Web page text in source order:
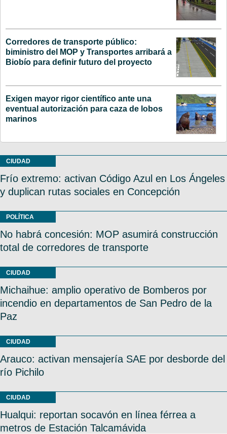
Corredores de transporte público:
biministro del MOP y Transportes arribará a
Biobío para definir futuro del proyecto
Exigen mayor rigor científico ante una
eventual autorización para caza de lobos
marinos
CIUDAD
Frío extremo: activan Código Azul en Los Ángeles
y duplican rutas sociales en Concepción
POLÍTICA
No habrá concesión: MOP asumirá construcción
total de corredores de transporte
CIUDAD
Michaihue: amplio operativo de Bomberos por
incendio en departamentos de San Pedro de la
Paz
CIUDAD
Arauco: activan mensajería SAE por desborde del
río Pichilo
CIUDAD
Hualqui: reportan socavón en línea férrea a
metros de Estación Talcamávida